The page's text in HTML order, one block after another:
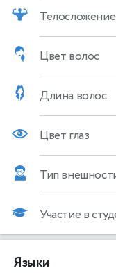
Телосложение
Цвет волос
Длина волос
Цвет глаз
Тип
Участие в
Языки